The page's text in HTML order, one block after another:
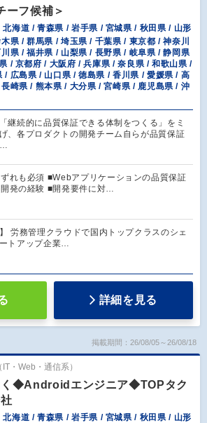
ーフ候補＞
北海道 / 青森県 / 岩手県 / 宮城県 / 秋田県 / 山形
県 / 群馬県 / 埼玉県 / 千葉県 / 東京都 / 神奈川
県 / 福井県 / 山梨県 / 長野県 / 岐阜県 / 静岡県
/ 京都府 / 大阪府 / 兵庫県 / 奈良県 / 和歌山県 /
/ 広島県 / 山口県 / 徳島県 / 香川県 / 愛媛県 / 高
崎県 / 熊本県 / 大分県 / 宮崎県 / 鹿児島県 / 沖
継続的に品質保証できる体制をつくる」をミ
、各プロダクトの開発チーム自らが品質保証
…
ずれも必須 ■Webアプリケーションの品質保証
開発の経験 ■開発要件に対…
】 労務管理クラウドで国内トップクラスのシェ
トアップ企業…
詳細を見る
掲載期間：26/08/05～26/08/18
・Web・通信系）
く◆Androidエンジニア◆TOPタク
北海道 / 青森県 / 岩手県 / 宮城県 / 秋田県 / 山形